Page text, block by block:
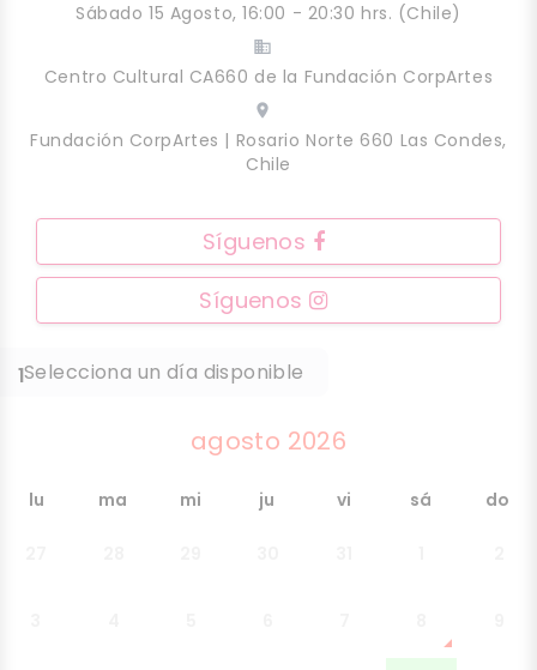
Sábado 15 Agosto, 16:00 - 20:30 hrs. (Chile)
business
Centro Cultural CA660 de la Fundación CorpArtes
place
Fundación CorpArtes | Rosario Norte 660 Las Condes,
Chile
Síguenos
Síguenos
Selecciona un día disponible
1
agosto 2026
lu ma mi ju vi sá do